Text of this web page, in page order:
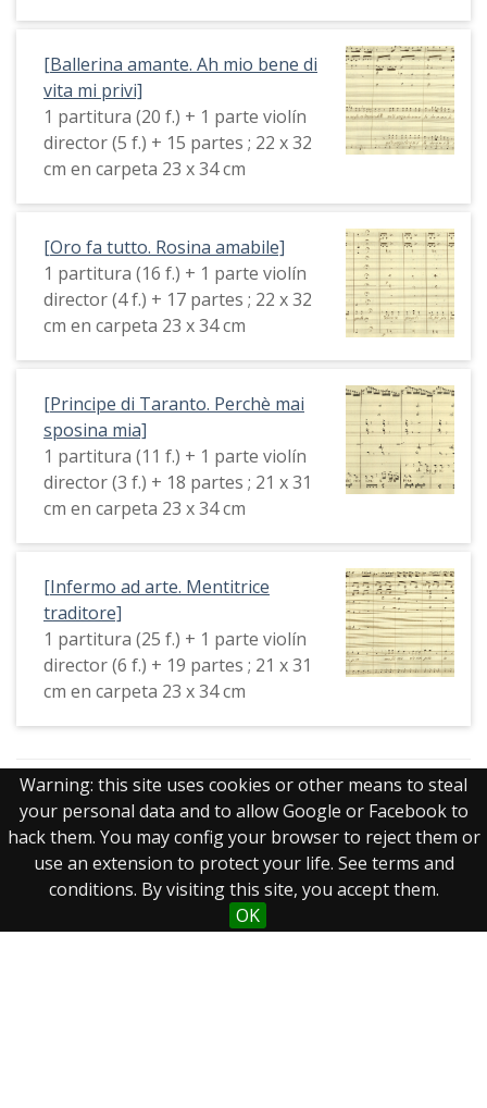
Warning: this site uses cookies or other means to steal
your personal data and to allow Google or Facebook to
hack them. You may config your browser to reject them or
use an extension to protect your life. See terms and
conditions. By visiting this site, you accept them.
OK
[Ballerina amante. Ah mio bene di
vita mi privi]
1 partitura (20 f.) + 1 parte violín
director (5 f.) + 15 partes ; 22 x 32
cm en carpeta 23 x 34 cm
[Oro fa tutto. Rosina amabile]
1 partitura (16 f.) + 1 parte violín
director (4 f.) + 17 partes ; 22 x 32
cm en carpeta 23 x 34 cm
[Principe di Taranto. Perchè mai
sposina mia]
1 partitura (11 f.) + 1 parte violín
director (3 f.) + 18 partes ; 21 x 31
cm en carpeta 23 x 34 cm
[Infermo ad arte. Mentitrice
traditore]
1 partitura (25 f.) + 1 parte violín
director (6 f.) + 19 partes ; 21 x 31
cm en carpeta 23 x 34 cm
Mostrando 1 a 20 de 178 resultados
Página de 9